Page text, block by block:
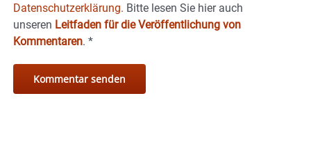
Datenschutzerklärung. Bitte lesen Sie hier auch
unseren Leitfaden für die Veröffentlichung von
Kommentaren. *